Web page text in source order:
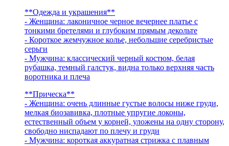
**Одежда и украшения**
- Женщина: лаконичное черное вечернее платье с
тонкими бретелями и глубоким прямым декольте
- Короткое жемчужное колье, небольшие серебристые
серьги
- Мужчина: классический черный костюм, белая
рубашка, темный галстук, видна только верхняя часть
воротника и плеча
**Прическа**
- Женщина: очень длинные густые волосы ниже груди,
мелкая биозавивка, плотные упругие локоны,
естественный объем у корней, уложены на одну сторону,
свободно ниспадают по плечу и груди
- Мужчина: короткая аккуратная стрижка с плавным